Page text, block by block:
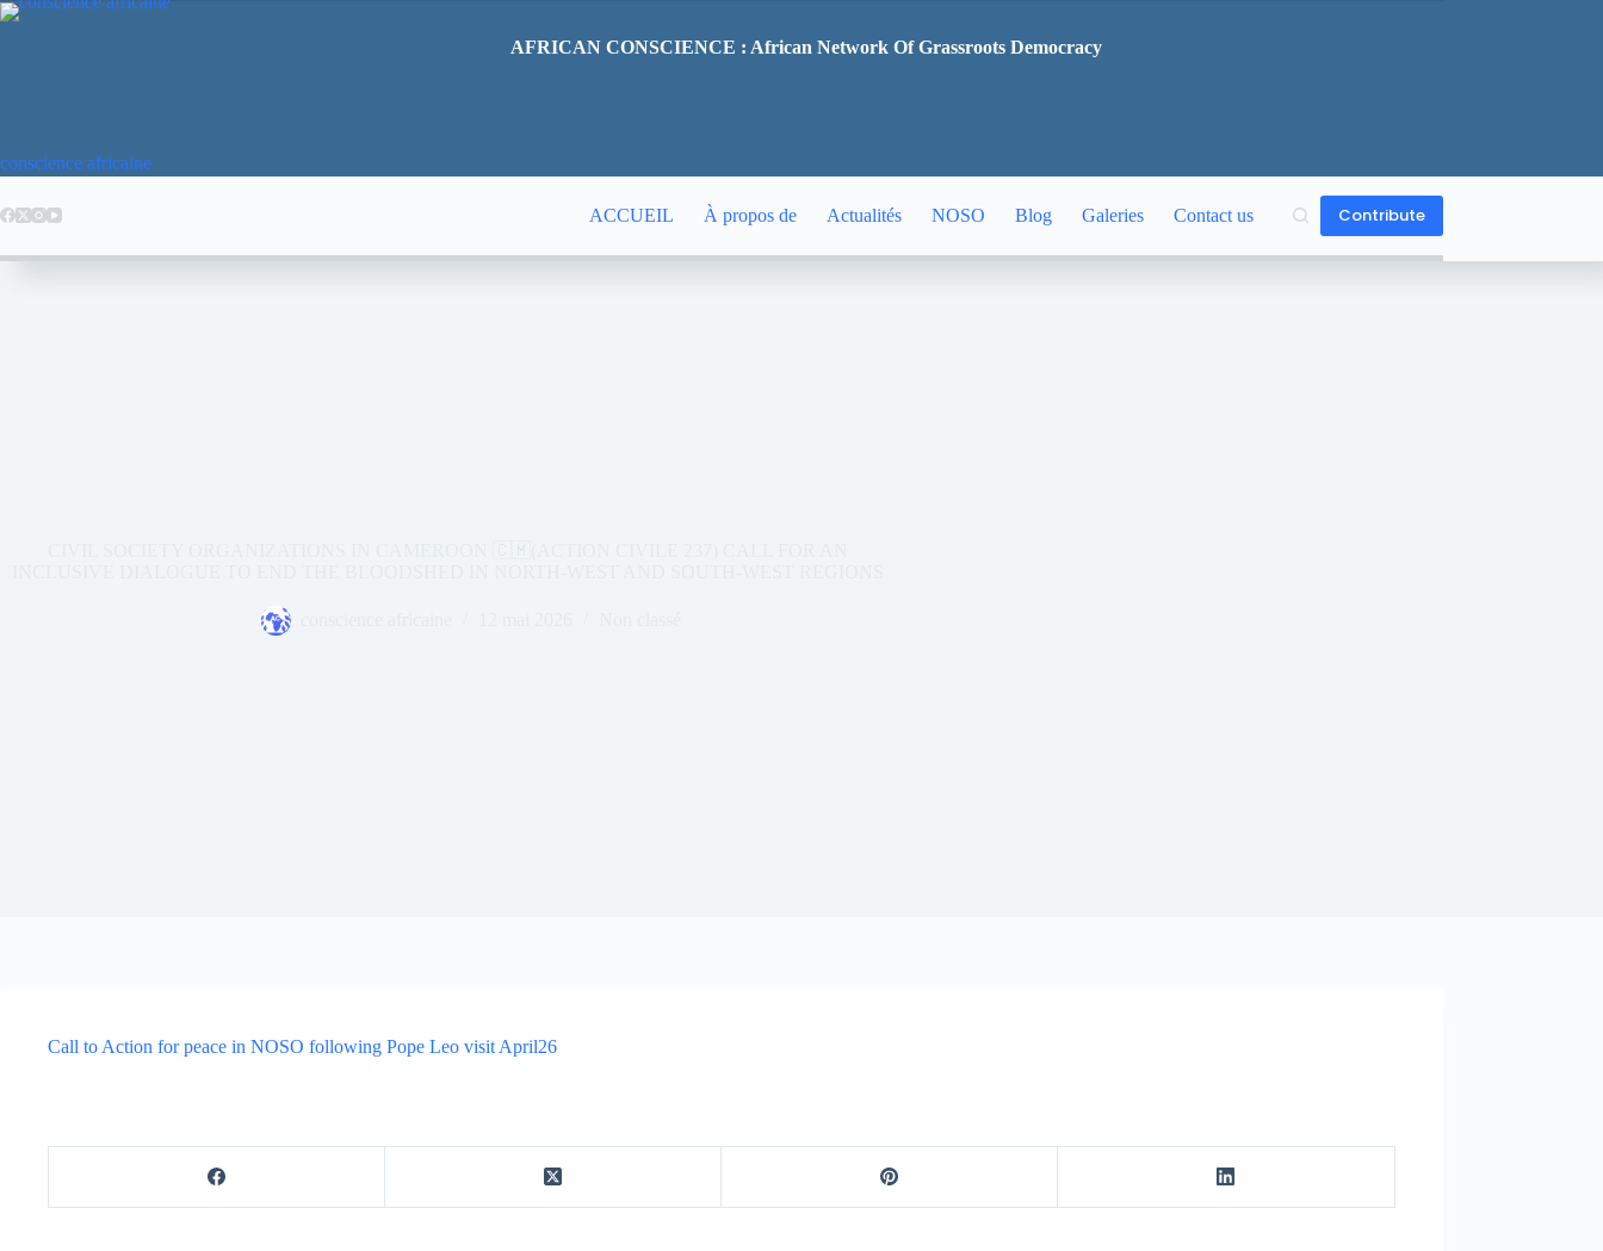
conscience africaine
AFRICAN CONSCIENCE : African Network Of Grassroots Democracy
ACCUEIL À propos de Actualités NOSO Blog Galeries Contact us Contribute
Call to Action for peace in NOSO following Pope Leo visit April26